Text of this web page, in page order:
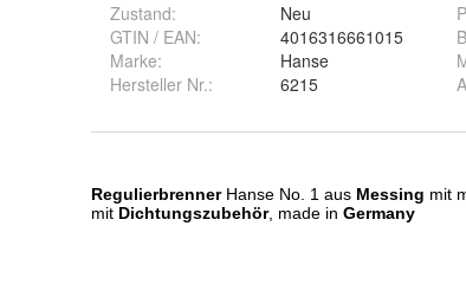
Zustand:
Neu
GTIN / EAN:
4016316661015
Marke:
Hanse
Hersteller Nr.:
6215